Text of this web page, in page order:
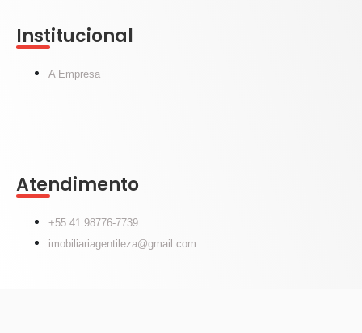
Institucional
A Empresa
Atendimento
+55 41 98776-7739
imobiliariagentileza@gmail.com